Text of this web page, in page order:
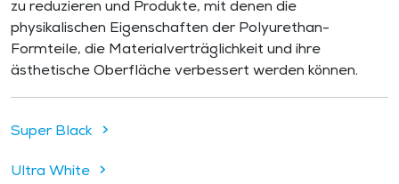
zu reduzieren und Produkte, mit denen die
physikalischen Eigenschaften der Polyurethan-
Formteile, die Materialverträglichkeit und ihre
ästhetische Oberfläche verbessert werden können.
Super Black
Ultra White